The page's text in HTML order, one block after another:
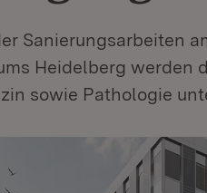
Sanierungsarbeiten
Heidelberg werden
sowie Pathologie